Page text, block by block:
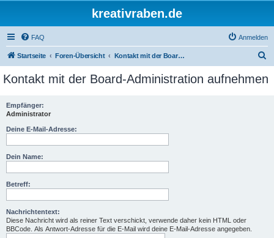
kreativraben.de
FAQ Anmelden
Startseite Foren-Übersicht Kontakt mit der Board-Administration aufnehmen
c
Kontakt mit der Board-Administration aufnehmen
Empfänger:
Administrator
Deine E-Mail-Adresse:
Dein Name:
Betreff:
Nachrichtentext:
Diese Nachricht wird als reiner Text verschickt, verwende daher kein HTML oder
BBCode. Als Antwort-Adresse für die E-Mail wird deine E-Mail-Adresse angegeben.